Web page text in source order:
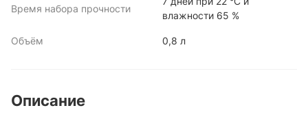
Время набора прочности
влажности 65 %
Объём 0,8 л
Описание